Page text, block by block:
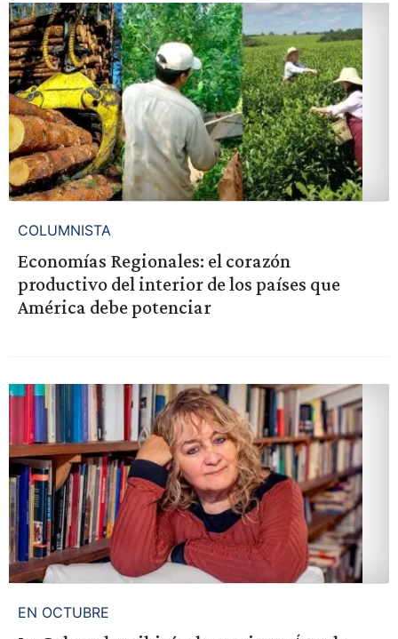
COLUMNISTA
Economías Regionales: el corazón
productivo del interior de los países que
América debe potenciar
EN OCTUBRE